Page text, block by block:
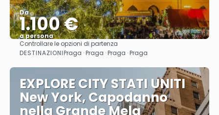
Da
1.100 €
a persona
Vedere
Controllare le opzioni di partenza
DESTINAZIONIPraga · Praga · Praga · Praga
EXPLORE CITY STATI UNITI
New York, Capodanno
nella Grande Mela